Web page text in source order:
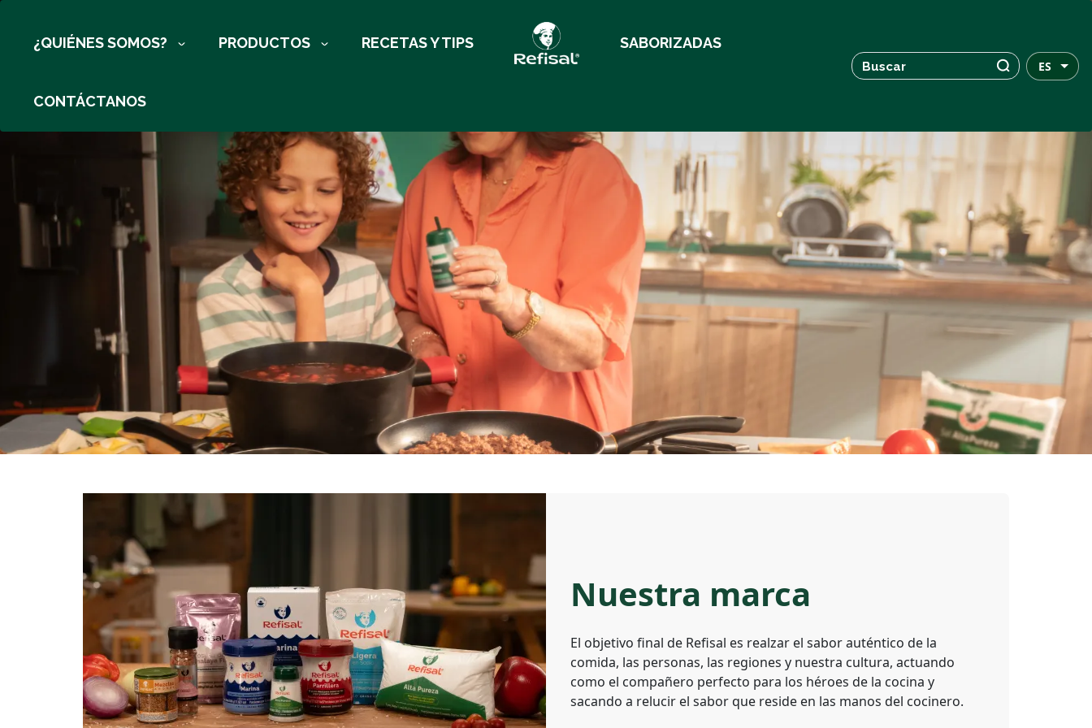
¿QUIÉNES SOMOS? PRODUCTOS RECETAS Y TIPS SABORIZADAS
CONTÁCTANOS
Nuestra marca
El objetivo final de Refisal es realzar el sabor auténtico de la
comida, las personas, las regiones y nuestra cultura, actuando
como el compañero perfecto para los héroes de la cocina y
sacando a relucir el sabor que reside en las manos del cocinero.